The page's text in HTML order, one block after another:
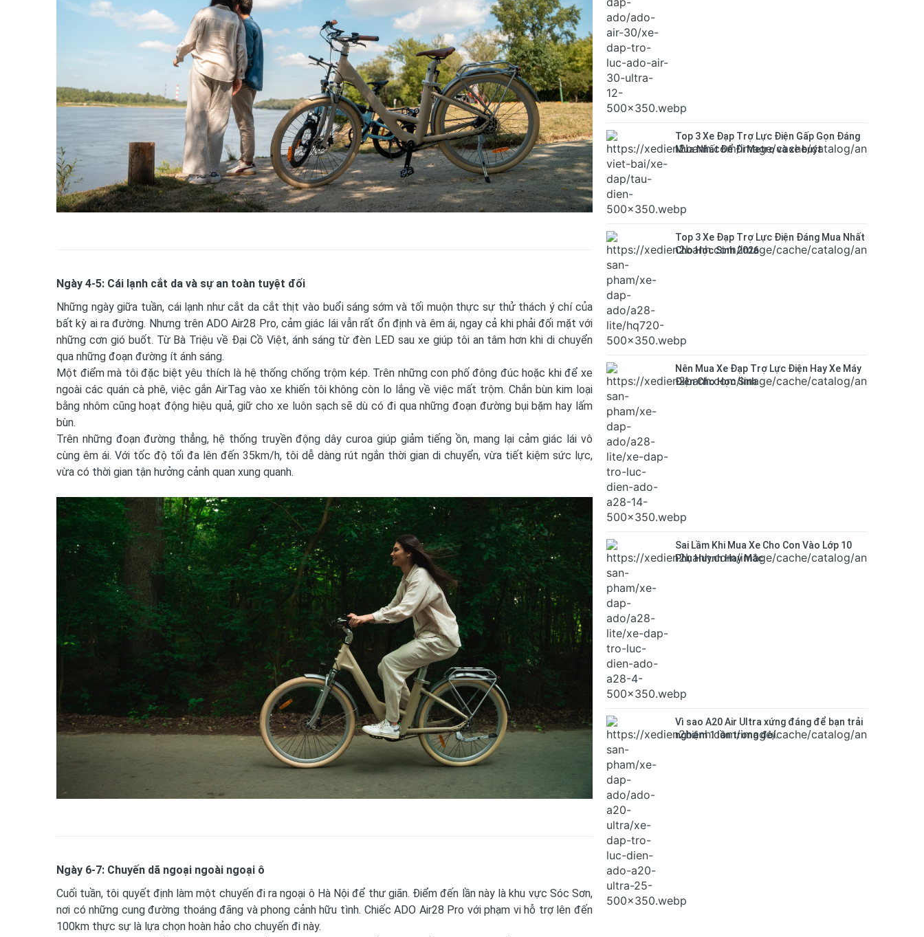
Ngày 4-5: Cái lạnh cắt da và sự an toàn tuyệt đối
Những ngày giữa tuần, cái lạnh như cắt da cắt thịt vào buổi sáng sớm và tối muộn thực sự thử thách ý chí của
bất kỳ ai ra đường. Nhưng trên ADO Air28 Pro, cảm giác lái vẫn rất ổn định và êm ái, ngay cả khi phải đối mặt với
những cơn gió buốt. Từ Bà Triệu về Đại Cồ Việt, ánh sáng từ đèn LED sau xe giúp tôi an tâm hơn khi di chuyển
qua những đoạn đường ít ánh sáng.
Một điểm mà tôi đặc biệt yêu thích là hệ thống chống trộm kép. Trên những con phố đông đúc hoặc khi để xe
ngoài các quán cà phê, việc gắn AirTag vào xe khiến tôi không còn lo lắng về việc mất trộm. Chắn bùn kim loại
bằng nhôm cũng hoạt động hiệu quả, giữ cho xe luôn sạch sẽ dù có đi qua những đoạn đường bụi bặm hay lấm
bùn.
Trên những đoạn đường thẳng, hệ thống truyền động dây curoa giúp giảm tiếng ồn, mang lại cảm giác lái vô
cùng êm ái. Với tốc độ tối đa lên đến 35km/h, tôi dễ dàng rút ngắn thời gian di chuyển, vừa tiết kiệm sức lực,
vừa có thời gian tận hưởng cảnh quan xung quanh.
Ngày 6-7: Chuyến dã ngoại ngoài ngoại ô
Cuối tuần, tôi quyết định làm một chuyến đi ra ngoại ô Hà Nội để thư giãn. Điểm đến lần này là khu vực Sóc Sơn,
nơi có những cung đường thoáng đãng và phong cảnh hữu tình. Chiếc ADO Air28 Pro với phạm vi hỗ trợ lên đến
100km thực sự là lựa chọn hoàn hảo cho chuyến đi này.
Top 3 Xe Đạp Trợ Lực Điện Gấp Gọn Đáng
Mua Nhất Để Đi Metro và xe buýt
Top 3 Xe Đạp Trợ Lực Điện Đáng Mua Nhất
Cho Học Sinh 2026
Nên Mua Xe Đạp Trợ Lực Điện Hay Xe Máy
Điện Cho Học Sinh
Sai Lầm Khi Mua Xe Cho Con Vào Lớp 10
Phụ Huynh Hay Mắc
Vì sao A20 Air Ultra xứng đáng để bạn trải
nghiệm 1 lần trong đời.